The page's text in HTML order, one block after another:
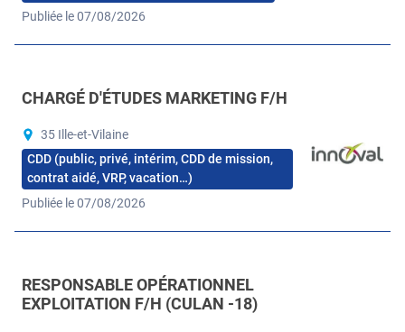
Publiée le 07/08/2026
CHARGÉ D'ÉTUDES MARKETING F/H
35 Ille-et-Vilaine
CDD (public, privé, intérim, CDD de mission,
contrat aidé, VRP, vacation…)
Publiée le 07/08/2026
RESPONSABLE OPÉRATIONNEL
EXPLOITATION F/H (CULAN -18)